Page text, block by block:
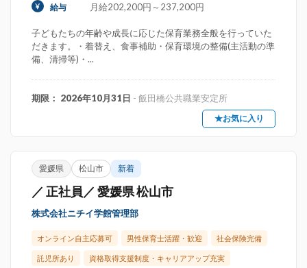
給与 月給202,200円～237,200円
子どもたちの年齢や成長に応じた保育業務全般を行っていた
だきます。・着替え、食事補助・保育環境の整備(主活動の準
備、清掃等)・...
期限： 2026年10月31日 - 飯田橋公共職業安定所
★お気に入り
愛媛県 松山市 新着
／ 正社員／ 愛媛県 松山市
株式会社ニチイ学館管理部
オンライン自主応募可 男性保育士活躍・歓迎 社会保険完備
託児所あり 資格取得支援制度・キャリアアップ充実